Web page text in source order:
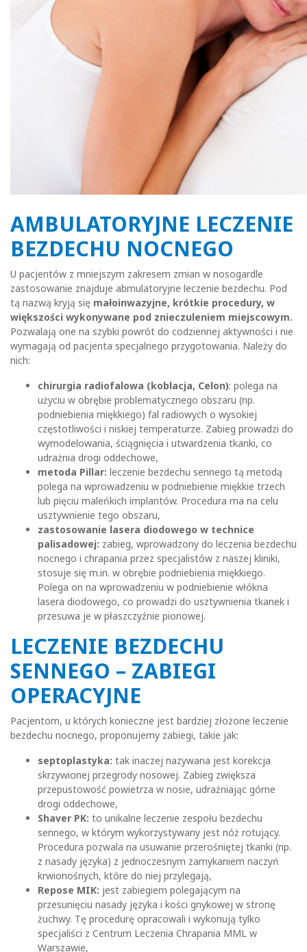
AMBULATORYJNE LECZENIE
BEZDECHU NOCNEGO
U pacjentów z mniejszym zakresem zmian w nosogardle
zastosowanie znajduje abmulatoryjne leczenie bezdechu. Pod
tą nazwą kryją się małoinwazyjne, krótkie procedury, w
większości wykonywane pod znieczuleniem miejscowym.
Pozwalają one na szybki powrót do codziennej aktywności i nie
wymagają od pacjenta specjalnego przygotowania. Należy do
nich:
chirurgia radiofalowa (koblacja, Celon): polega na
użyciu w obrębie problematycznego obszaru (np.
podniebienia miękkiego) fal radiowych o wysokiej
częstotliwości i niskiej temperaturze. Zabieg prowadzi do
wymodelowania, ściągnięcia i utwardzenia tkanki, co
udrażnia drogi oddechowe,
metoda Pillar: leczenie bezdechu sennego tą metodą
polega na wprowadzeniu w podniebienie miękkie trzech
lub pięciu maleńkich implantów. Procedura ma na celu
usztywnienie tego obszaru,
zastosowanie lasera diodowego w technice
palisadowej: zabieg, wprowadzony do leczenia bezdechu
nocnego i chrapania przez specjalistów z naszej kliniki,
stosuje się m.in. w obrębie podniebienia miękkiego.
Polega on na wprowadzeniu w podniebienie włókna
lasera diodowego, co prowadzi do usztywnienia tkanek i
przesuwa je w płaszczyźnie pionowej.
LECZENIE BEZDECHU
SENNEGO – ZABIEGI
OPERACYJNE
Pacjentom, u których konieczne jest bardziej złożone leczenie
bezdechu nocnego, proponujemy zabiegi, takie jak:
septoplastyka: tak inaczej nazywana jest korekcja
skrzywionej przegrody nosowej. Zabieg zwiększa
przepustowość powietrza w nosie, udrażniając górne
drogi oddechowe,
Shaver PK: to unikalne leczenie zespołu bezdechu
sennego, w którym wykorzystywany jest nóż rotujący.
Procedura pozwala na usuwanie przerośniętej tkanki (np.
z nasady języka) z jednoczesnym zamykaniem naczyń
krwionośnych, które do niej przylegają,
Repose MIK: jest zabiegiem polegającym na
przesunięciu nasady języka i kości gnykowej w stronę
żuchwy. Tę procedurę opracowali i wykonują tylko
specjaliści z Centrum Leczenia Chrapania MML w
Warszawie,